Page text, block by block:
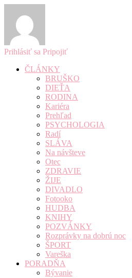
Prihlásiť sa Pripojiť
ČLÁNKY
BRUŠKO
DIEŤA
RODINA
Kariéra
Prehľad
PSYCHOLOGIA
Radí
SLÁVA
Na návšteve
Otec
ZDRAVIE
ŽIJE
DIVADLO
Fotooko
HUDBA
KNIHY
POZVÁNKY
Rozprávky na dobrú noc
ŠPORT
Vareška
PORADŇA
Bývanie